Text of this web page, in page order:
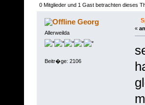
0 Mitglieder und 1 Gast betrachten dieses
Georg
Allerweilda
Beitr�ge: 2106
«